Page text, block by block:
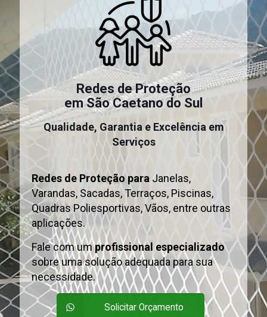
Redes de Proteção
em São Caetano do Sul
Qualidade, Garantia e Excelência em
Serviços
Redes de Proteção para Janelas,
Varandas, Sacadas, Terraços, Piscinas,
Quadras Poliesportivas, Vãos, entre outras
aplicações.
Fale com umprofissional especializado
sobre uma solução adequada para sua
necessidade.
Solicitar Orçamento